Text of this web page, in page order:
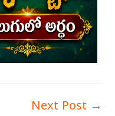
Next Post →